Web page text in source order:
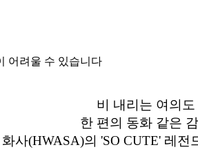
어려울 수 있습니다
비 내리는 여의
한 편의 동화 같은
화사(HWASA)의 'SO CUTE' 레